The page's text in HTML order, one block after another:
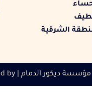
الشرقية